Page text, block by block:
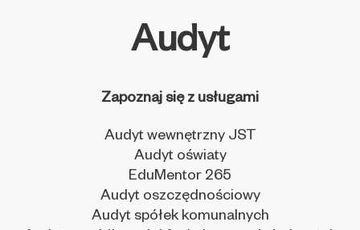
Audyt
Zapoznaj się z usługami
Audyt wewnętrzny JST
Audyt oświaty
EduMentor 265
Audyt oszczędnościowy
Audyt spółek komunalnych